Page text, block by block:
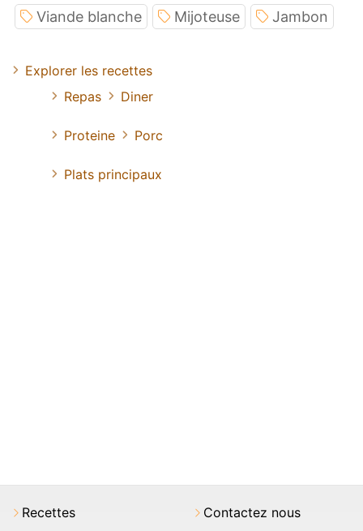
Viande blanche Mijoteuse Jambon
Explorer les recettes
Repas
Diner
Proteine Porc
Plats principaux
Recettes Contactez nous